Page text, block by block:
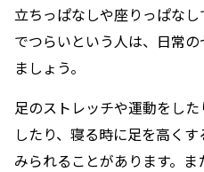
立ちっぱなしや座りっぱな
でつらいという人は、日常
ましょう。
足のストレッチや運動をし
したり、寝る時に足を高く
みられることがあります。